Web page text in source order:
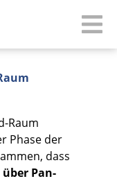
Raum
Phase der
dass
Pan-